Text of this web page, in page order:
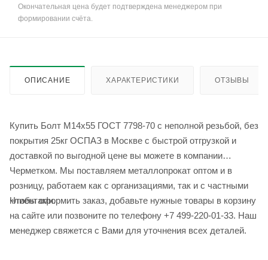
Окончательная цена будет подтверждена менеджером при
формировании счёта.
ОПИСАНИЕ ХАРАКТЕРИСТИКИ ОТЗЫВЫ
Купить Болт М14x55 ГОСТ 7798-70 с неполной резьбой, без
покрытия 25кг ОСПАЗ в Москве с быстрой отгрузкой и
доставкой по выгодной цене вы можете в компании
Черметком. Мы поставляем металлопрокат оптом и в
розницу, работаем как с организациями, так и с частными
клиентами.
Чтобы оформить заказ, добавьте нужные товары в корзину
на сайте или позвоните по телефону +7 499-220-01-33. Наш
менеджер свяжется с Вами для уточнения всех деталей.